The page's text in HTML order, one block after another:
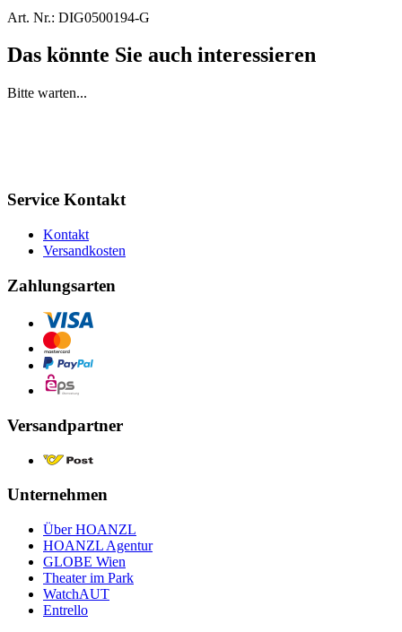
Art. Nr.: DIG0500194-G
Das könnte Sie auch interessieren
Bitte warten...
Service Kontakt
Kontakt
Versandkosten
Zahlungsarten
Versandpartner
Unternehmen
Über HOANZL
HOANZL Agentur
GLOBE Wien
Theater im Park
WatchAUT
Entrello